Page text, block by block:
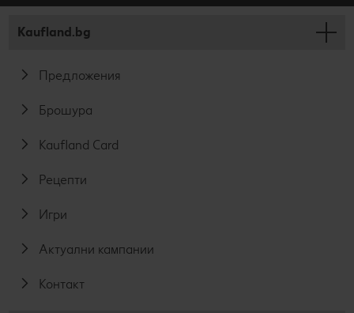
Kaufland.bg
Предложения
Брошура
Kaufland Card
Рецепти
Игри
Актуални кампании
Контакт